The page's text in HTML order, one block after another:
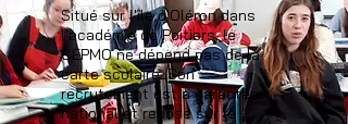
Situé sur l'île d'Oléron dans
l'académie de Poitiers, le
CEPMO ne dépend pas de la
carte scolaire. Son
recrutement est à caractère
national et repose sur le